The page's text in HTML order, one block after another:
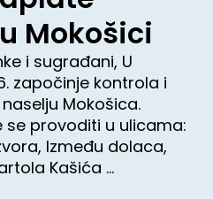
Mokošici
i sugrađani, U
započinje kontrola i
Mokošica.
provoditi u ulicama:
Između dolaca,
Kašića ...